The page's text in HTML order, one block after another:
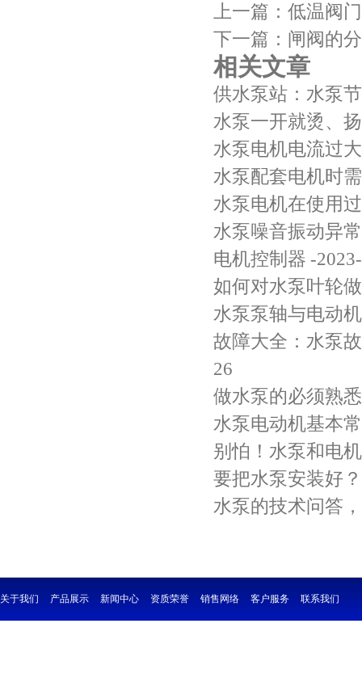
上一篇： 低温阀
下一篇： 闸阀的
相关文章
供水泵站：水泵
水泵一开就烫、
水泵电机电流过
水泵配套电机时
水泵电机在使用
水泵噪音振动异
电机控制器 -
如何对水泵叶轮
水泵泵轴与电动
故障大全：水泵
26
做水泵的必须熟
水泵电动机基本
别怕！水泵和电
要把水泵安装好
水泵的技术问答
关于我们 产品展示 新闻中心 资质荣誉 销售网络 客户服务 联系我们